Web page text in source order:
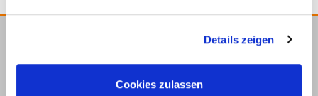
Details zeigen
Cookies zulassen